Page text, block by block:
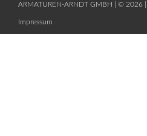
ARMATUREN-ARNDT GMBH | © 2026 |
Impressum